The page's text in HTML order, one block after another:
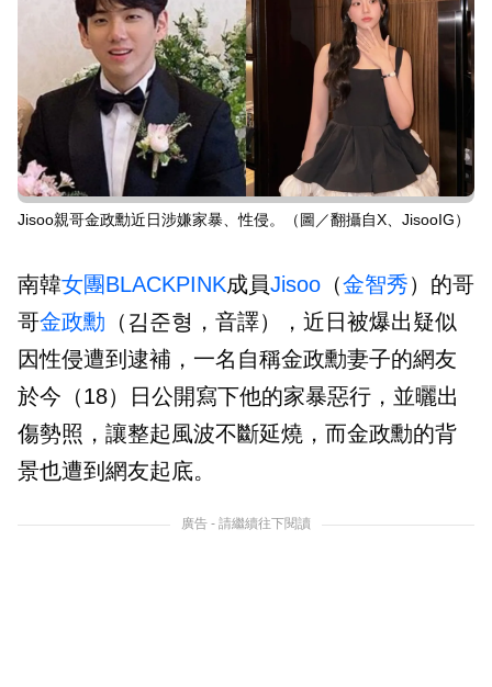
Jisoo親哥金政勳近日涉嫌家暴、性侵。（圖／翻攝自X、JisooIG）
南韓女團BLACKPINK成員Jisoo （金智秀）的哥
哥金政勳 （김준형，音譯），近日被爆出疑似
因性侵遭到逮補，一名自稱金政勳妻子的網友
於今（18）日公開寫下他的家暴惡行，並曬出
傷勢照，讓整起風波不斷延燒，而金政勳的背
景也遭到網友起底。
廣告 - 請繼續往下閱讀